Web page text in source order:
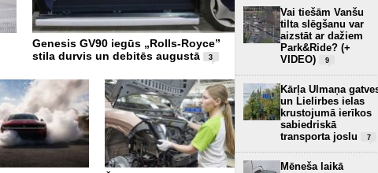
Genesis GV90 iegūs „Rolls-Royce”
stila durvis un debitēs augustā
3
Miljardu vērtajam Aston
debesskrāpim Maiami
nopietni defekti
Vai tiešām Vanšu
tilta slēgšanu var
aizstāt ar dažiem
Park&Ride? (+
VIDEO)
9
Kārļa Ulmaņa
un Lielirbes ielas
krustojumā ierīkos
sabiedriskā
transporta joslu
7
Mēneša laikā